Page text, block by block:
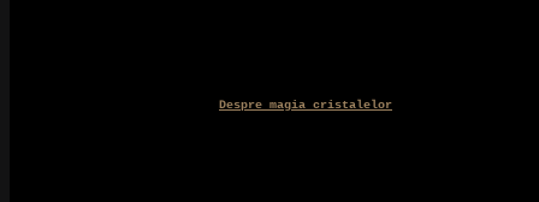
Despre magia cristalelor